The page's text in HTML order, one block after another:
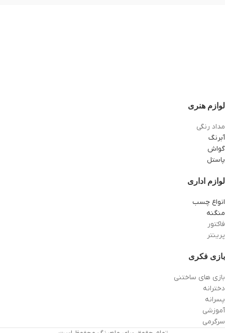
لوازم هنری
مداد رنگی
آبرنگ
گواش
پاستل
لوازم اداری
انواع چسب
منگنه
فاکتور
پرینتر
بازی فکری
بازی های ساختنی
دخترانه
پسرانه
آموزشی
سرگرمی